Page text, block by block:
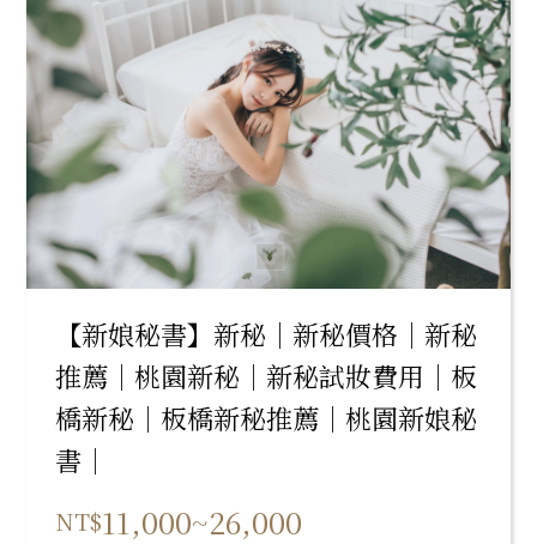
【新娘秘書】新秘｜新秘價格｜新秘
推薦｜桃園新秘｜新秘試妝費用｜板
橋新秘｜板橋新秘推薦｜桃園新娘秘
書｜
NT$11,000~26,000